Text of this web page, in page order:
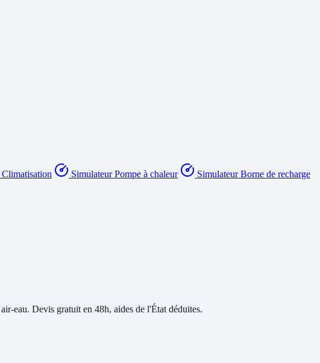
Simulateur Pompe à chaleur
Simulateur Borne de recharge
eau. Devis gratuit en 48h, aides de l'État déduites.